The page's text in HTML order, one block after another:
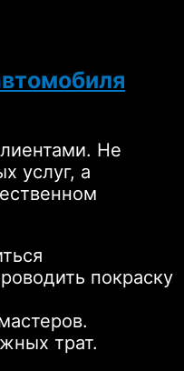
Не
услуг, а
покраску
трат.